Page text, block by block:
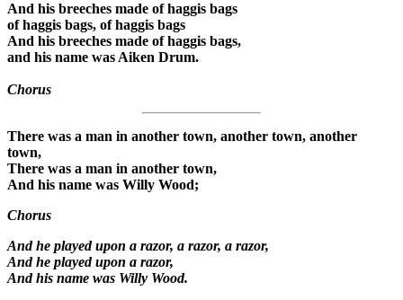
And his breeches made of haggis bags
of haggis bags, of haggis bags
And his breeches made of haggis bags,
and his name was Aiken Drum.
Chorus
There was a man in another town, another town, another
town,
There was a man in another town,
And his name was Willy Wood;
Chorus
And he played upon a razor, a razor, a razor,
And he played upon a razor,
And his name was Willy Wood.